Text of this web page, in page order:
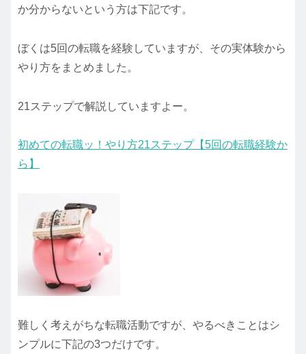
か分からないという方は下記です。
ぼくは5回の転職を経験していますが、その実体験から
やり方をまとめました。
21ステップで解説していますよー。
初めての転職ッ！やり方21ステップ【5回の転職経験か
ら】
難しく考えがちな転職活動ですが、やるべきことはシ
ンプルに下記の3つだけです。